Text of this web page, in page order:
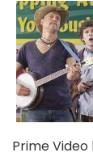
Prime Video